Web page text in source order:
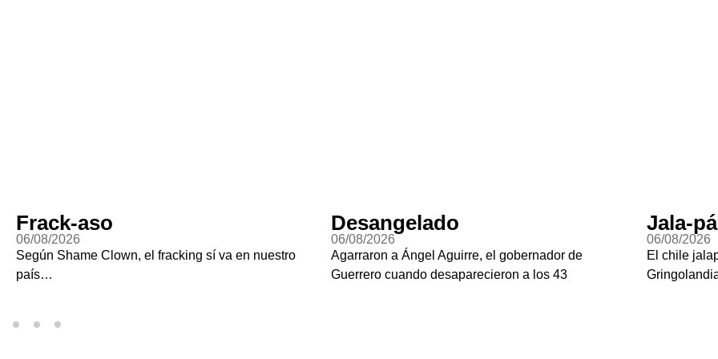
Frack-aso
06/08/2026
Según Shame Clown, el fracking sí va en nuestro
país…
Desangelado
06/08/2026
Agarraron a Ángel Aguirre, el gobernador de
Guerrero cuando desaparecieron a los 43
Jala-
06/08/2026
El chile